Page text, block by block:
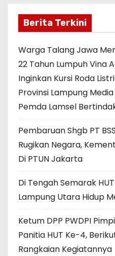
Berita Terkini
Warga Talang Jawa
22 Tahun Lumpuh Vina
Inginkan Kursi Roda
Provinsi Lampung
Pemda Lamsel
Pembaruan Shgb PT
Rugikan Negara,
Di PTUN Jakarta
Di Tengah Semarak
Lampung Utara Hidup
Ketum DPP PWDPI
Panitia HUT Ke-4,
Rangkaian Kegiatannya